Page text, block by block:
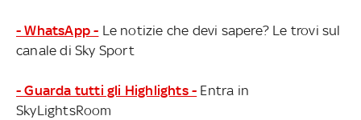
- WhatsApp - Le notizie che devi sapere? Le trovi sul
canale di Sky Sport
- Guarda tutti gli Highlights - Entra in
SkyLightsRoom